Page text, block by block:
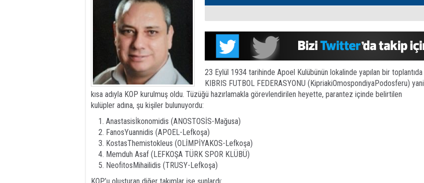
23 Eylül 1934 tarihinde Apoel Kulübünün lokalinde yapılan bir toplantıda
KIBRIS FUTBOL FEDERASYONU (KipriakiOmospondiyaPodosferu) yani
kısa adıyla KOP kurulmuş oldu. Tüzüğü hazırlamakla görevlendirilen heyette, parantez içinde belirtilen
kulüpler adına, şu kişiler bulunuyordu:
Anastasisİkonomidis (ANOSTOSİS-Mağusa)
FanosYuannidis (APOEL-Lefkoşa)
KostasThemistokleus (OLİMPİYAKOS-Lefkoşa)
Memduh Asaf (LEFKOŞA TÜRK SPOR KLÜBÜ)
NeofitosMihailidis (TRUSY-Lefkoşa)